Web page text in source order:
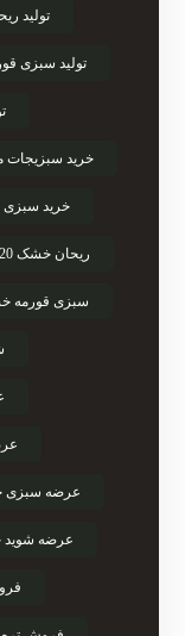
تولید
تولید سبزی
خرید
خرید سبزی
ریحان خشک 120 گرمی
سبزی قورمه
عرضه
عرضه شوید